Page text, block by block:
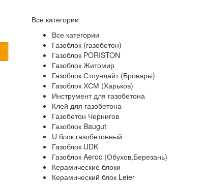
Все категории
Все категории
Газоблок (газобетон)
Газоблок PORISTON
Газоблок Житомир
Газоблок Стоунлайт (Бровары)
Газоблок ХСМ (Харьков)
Инструмент для газобетона
Клей для газобетона
Газобетон Чернигов
Газоблок Baugut
U блок газобетонный
Газоблок UDK
Газоблок Aeroc (Обухов,Березань)
Керамические блоки
Керамический блок Leier